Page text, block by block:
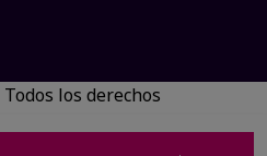
los derechos